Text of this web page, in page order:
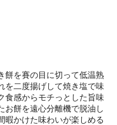
餅を賽の目に切って低温熟
を二度揚げして焼き塩で味
食感からモチっとした旨味
お餅を遠心分離機で脱油し
暇かけた味わいが楽しめる